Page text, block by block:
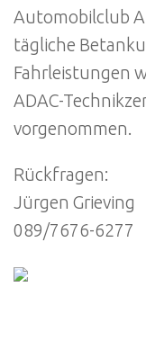
Automobilclub
tägliche
Fahrleistungen
ADAC-
vorgenommen.
Rückfragen:
Jürgen Grieving
089/7676-6277